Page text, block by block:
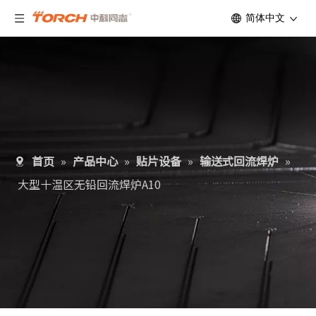
简体中文
首页 » 产品中心 » 贴片设备 » 输送式回流焊炉 »
大型十温区无铅回流焊炉A10